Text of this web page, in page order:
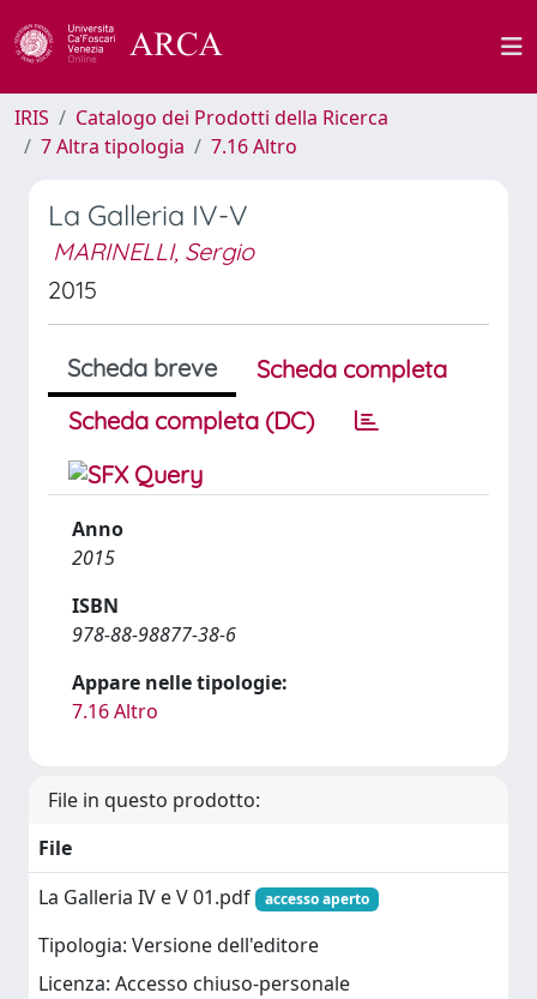
IRIS
Catalogo dei Prodotti della Ricerca
7 Altra tipologia
7.16 Altro
La Galleria IV-V
MARINELLI, Sergio
2015
Scheda breve
Scheda completa
Scheda completa (DC)
Anno
2015
ISBN
978-88-98877-38-6
Appare nelle tipologie:
7.16 Altro
File in questo prodotto:
File
La Galleria IV e V 01.pdf
accesso aperto
Tipologia: Versione dell'editore
Licenza: Accesso chiuso-personale